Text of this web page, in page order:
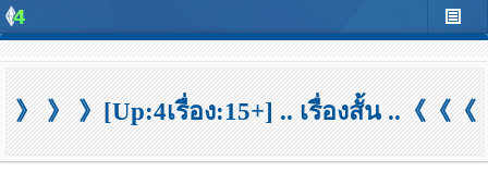
》 》 》[Up:4เรื่อง:15+] .. เรื่องสั้น ..《《《